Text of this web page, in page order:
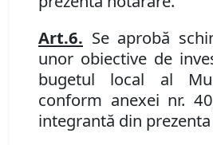
Art.6. Se aprobă
unor obiective de
bugetul local al
conform anexei nr.
integrantă din